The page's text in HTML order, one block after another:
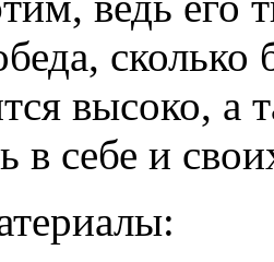
сколько
высоко, а
в себе и